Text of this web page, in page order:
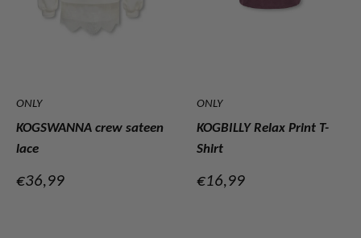
ONLY
KOGSWANNA crew sateen
lace
Verkoopprijs
€36,99
ONLY
KOGBILLY Relax Print T-
Shirt
Verkoopprijs
€16,99